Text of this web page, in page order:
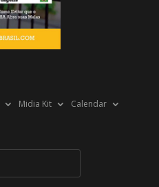
Midia Kit Calendar